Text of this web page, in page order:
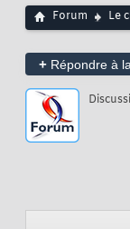
Forum Le
+ Répondre à